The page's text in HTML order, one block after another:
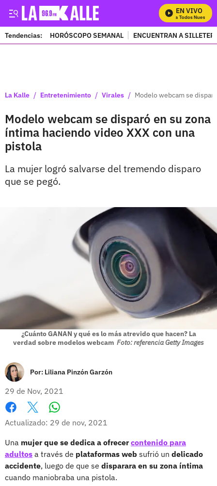
EN VIVO
Mira Todos Nuestros
Tendencias: HORÓSCOPO SEMANAL ENCUENTRAN A
La Kalle / Entretenimiento / Virales / Modelo webcam se
Modelo webcam se disparó en su zona
íntima haciendo video XXX con una
pistola
La mujer logró salvarse del tremendo disparo
que se pegó.
¿Cuánto GANAN y qué es lo más atrevido que hacen? La
verdad sobre modelos webcam Foto: referencia Getty Images
Por: Liliana Pinzón Garzón
29 de Nov, 2021
Facebook
X
Actualizado: 29 de nov, 2021
Una mujer que se dedica a ofrecercontenido para
adultos a través de plataformas web sufrió un delicado
accidente, luego de que se disparara en su zona íntima
cuando maniobraba una pistola.